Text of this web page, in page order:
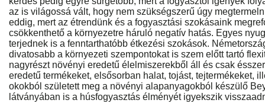
az is világossá vált, hogy nem szükségszerű úgy
eddig, mert az étrendünk és a fogyasztási szokásaink
csökkenthető a környezetre háruló negatív hatás. Egyes
terjednek is a fenntarthatóbb étkezési szokások.
divatosabb a környezeti szempontokat is szem előtt tartó
nagyrészt növényi eredetű élelmiszerekből áll és csak
eredetű termékeket, elsősorban halat, tojást, tejtermékeket,
okokból született meg a növényi alapanyagokból készülő
látványában is a húsfogyasztás élményét igyekszik